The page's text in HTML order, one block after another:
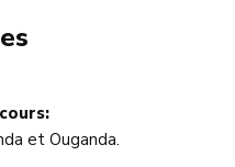
et Ouganda.